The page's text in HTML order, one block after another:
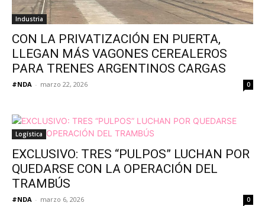
Industria
CON LA PRIVATIZACIÓN EN PUERTA,
LLEGAN MÁS VAGONES CEREALEROS
PARA TRENES ARGENTINOS CARGAS
#NDA - marzo 22, 2026 0
Logística
EXCLUSIVO: TRES “PULPOS” LUCHAN POR
QUEDARSE CON LA OPERACIÓN DEL
TRAMBÚS
#NDA - marzo 6, 2026 0